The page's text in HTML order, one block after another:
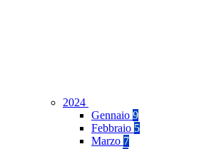
2024
Gennaio 9
Febbraio 5
Marzo 7